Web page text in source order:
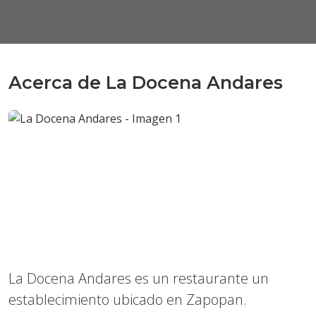
Acerca de La Docena Andares
La Docena Andares es un restaurante un
establecimiento ubicado en Zapopan.